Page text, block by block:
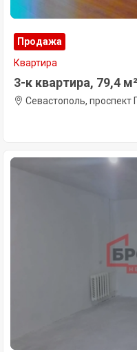
Продажа
Квартира
3-к квартира, 79,4
Севастополь, проспект